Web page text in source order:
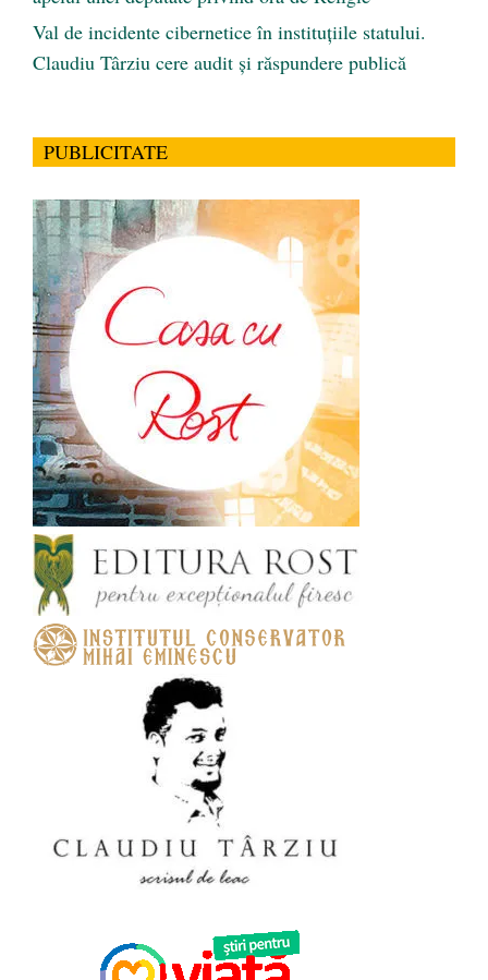
Val de incidente cibernetice în instituțiile statului.
Claudiu Târziu cere audit și răspundere publică
PUBLICITATE